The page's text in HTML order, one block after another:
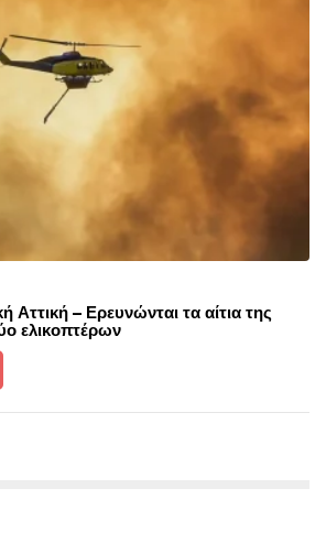
Αττική – Ερευνώνται τα αίτια της
ελικοπτέρων